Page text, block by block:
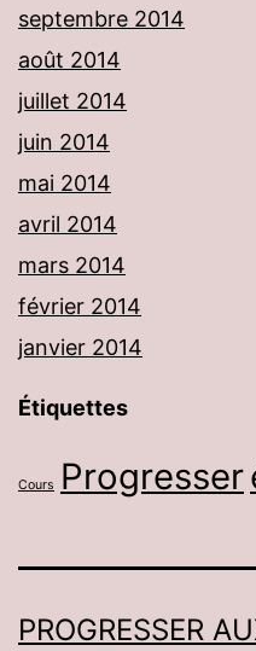
septembre 2014
août 2014
juillet 2014
juin 2014
mai 2014
avril 2014
mars 2014
février 2014
janvier 2014
Étiquettes
Cours Progresser
PROGRESSER